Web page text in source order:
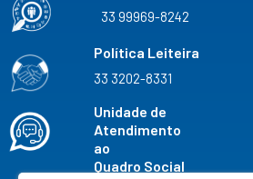
33 99969-8242
Política Leiteira
33 3202-8331
Unidade de
Atendimento
ao
Quadro Social